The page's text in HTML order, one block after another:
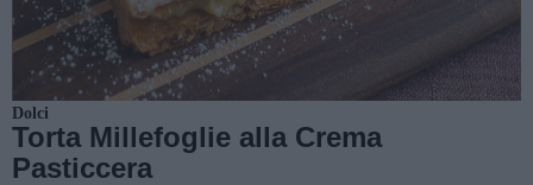
Dolci
Torta Millefoglie alla Crema
Pasticcera